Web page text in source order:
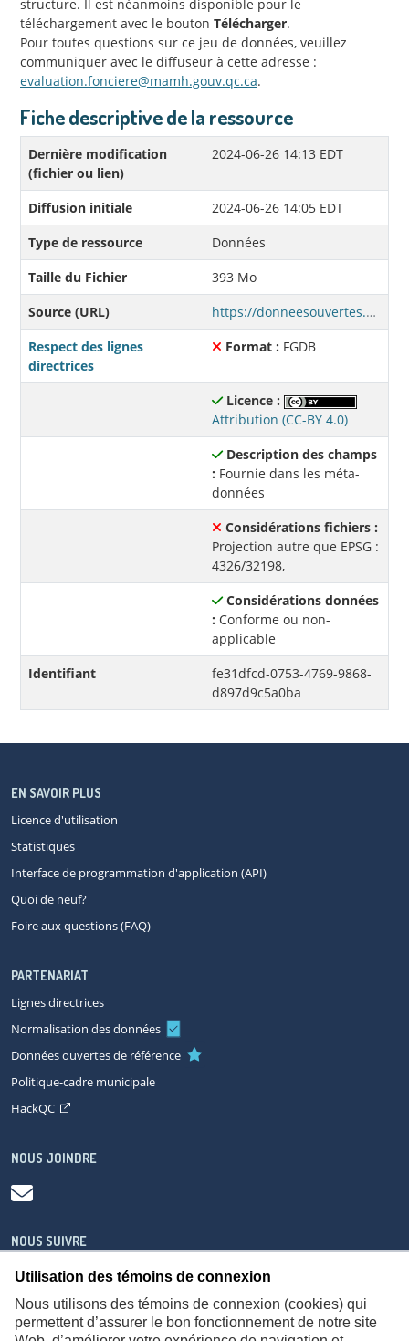
structure. Il est néanmoins disponible pour le
téléchargement avec le bouton Télécharger.
Pour toutes questions sur ce jeu de données, veuillez
communiquer avec le diffuseur à cette adresse :
evaluation.fonciere@mamh.gouv.qc.ca.
Fiche descriptive de la ressource
Dernière modification
(fichier ou lien)
2024-06-26 14:13 EDT
Diffusion initiale
2024-06-26 14:05 EDT
Type de ressource
Données
Taille du Fichier
393 Mo
Source (URL)
https://donneesouvertes.affmunqc.net/role/ROLE2024_FGDB.zip
Respect des lignes
directrices
Format : FGDB
Licence :
Attribution (CC-BY 4.0)
Description des champs
: Fournie dans les méta-
données
Considérations fichiers :
Projection autre que EPSG :
4326/32198,
Considérations données
: Conforme ou non-
applicable
Identifiant
fe31dfcd-0753-4769-9868-
d897d9c5a0ba
Utilisation des témoins de connexion
Nous utilisons des témoins de connexion (cookies) qui
permettent d’assurer le bon fonctionnement de notre site
EN SAVOIR PLUS
Licence d'utilisation
Statistiques
Interface de programmation d'application (API)
Quoi de neuf?
Foire aux questions (FAQ)
PARTENARIAT
Lignes directrices
Normalisation des données
Données ouvertes de référence
Politique-cadre municipale
HackQC
NOUS JOINDRE
NOUS SUIVRE